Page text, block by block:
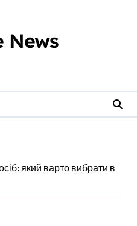
News
який варто вибрати в